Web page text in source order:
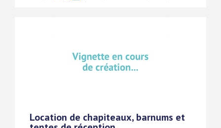
Location de chapiteaux, barnums et